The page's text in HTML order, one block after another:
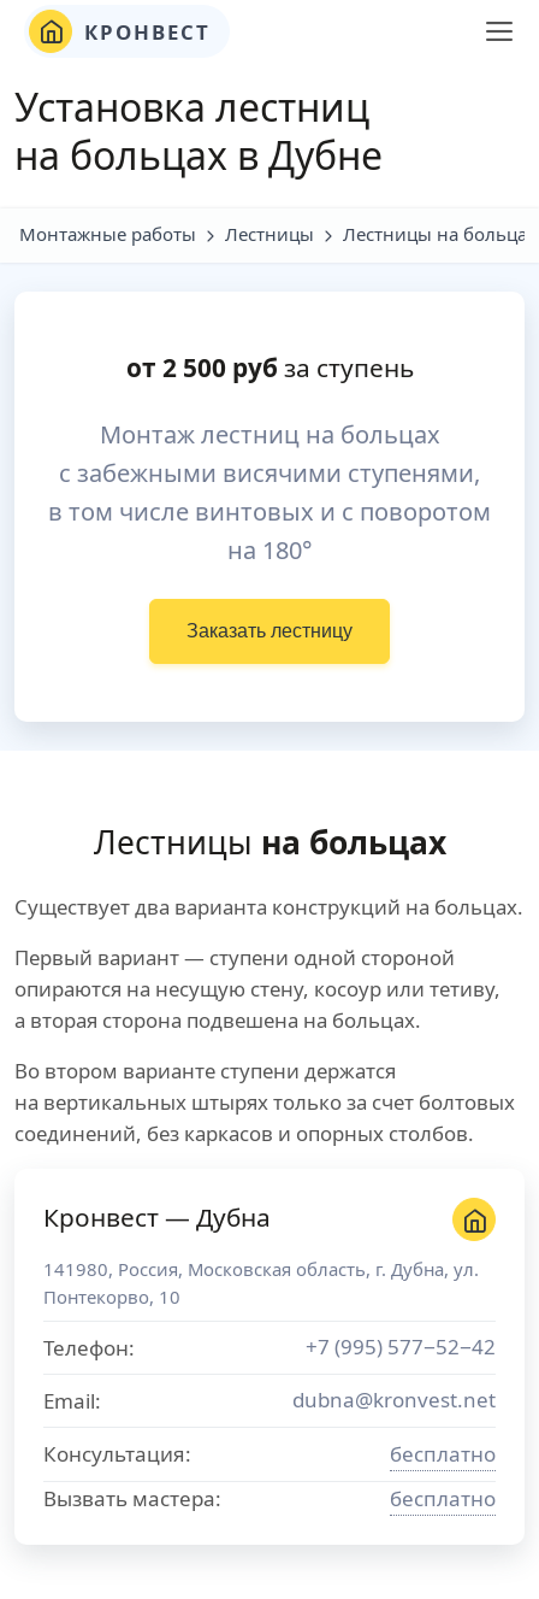
КРОНВЕСТ
Установка лестниц
на больцах в Дубне
Монтажные работы Лестницы Лестницы на больцах
от 2 500руб за ступень
Монтаж лестниц на больцах
с забежными висячими ступенями,
в том числе винтовых и с поворотом
на 180°
Заказать лестницу
Лестницы на больцах
Существует два варианта конструкций на больцах.
Первый вариант — ступени одной стороной
опираются на несущую стену, косоур или тетиву,
а вторая сторона подвешена на больцах.
Во втором варианте ступени держатся
на вертикальных штырях только за счет болтовых
соединений, без каркасов и опорных столбов.
Кронвест — Дубна
141980, Россия, Московская область, г. Дубна, ул.
Понтекорво, 10
Телефон:
+7 (995) 577−52−42
Email:
dubna@kronvest.net
Консультация:
бесплатно
Вызвать мастера:
бесплатно